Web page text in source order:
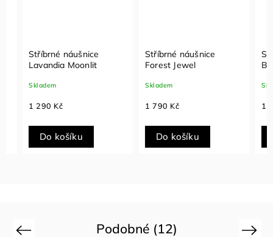
Stříbrné náušnice
Lavandia Moonlit
Skladem
1 290 Kč
Do košíku
Stříbrné náušnice
Forest Jewel
Skladem
1 790 Kč
Do košíku
1
Podobné (12)
Previous Next